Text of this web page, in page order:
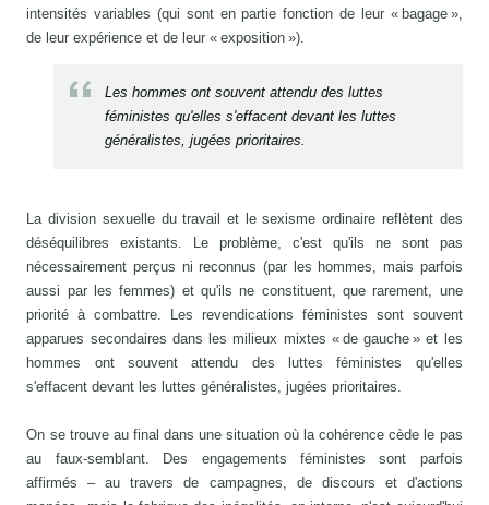
intensités variables (qui sont en partie fonction de leur « bagage »,
de leur expérience et de leur « exposition »).
Les hommes ont souvent attendu des luttes
féministes qu'elles s'effacent devant les luttes
généralistes, jugées prioritaires.
La division sexuelle du travail et le sexisme ordinaire reflètent des
déséquilibres existants. Le problème, c'est qu'ils ne sont pas
nécessairement perçus ni reconnus (par les hommes, mais parfois
aussi par les femmes) et qu'ils ne constituent, que rarement, une
priorité à combattre. Les revendications féministes sont souvent
apparues secondaires dans les milieux mixtes « de gauche » et les
hommes ont souvent attendu des luttes féministes qu'elles
s'effacent devant les luttes généralistes, jugées prioritaires.
On se trouve au final dans une situation où la cohérence cède le pas
au faux-semblant. Des engagements féministes sont parfois
affirmés – au travers de campagnes, de discours et d'actions